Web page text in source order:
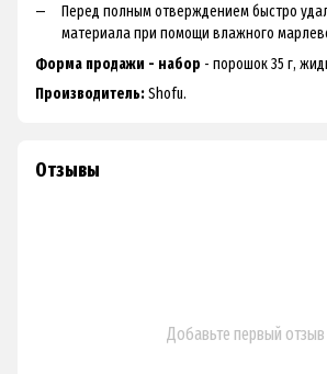
Перед полным отверждением быстро
материала при помощи влажного
Форма продажи - набор - порошок 35 г,
Производитель:Shofu.
Отзывы
Добавьте первый отзыв